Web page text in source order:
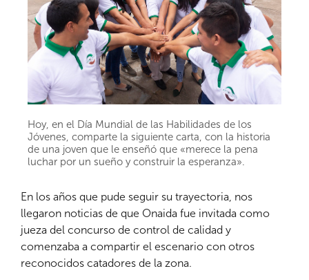
Hoy, en el Día Mundial de las Habilidades de los
Jóvenes, comparte la siguiente carta, con la historia
de una joven que le enseñó que «merece la pena
luchar por un sueño y construir la esperanza».
En los años que pude seguir su trayectoria, nos
llegaron noticias de que Onaida fue invitada como
jueza del concurso de control de calidad y
comenzaba a compartir el escenario con otros
reconocidos catadores de la zona.